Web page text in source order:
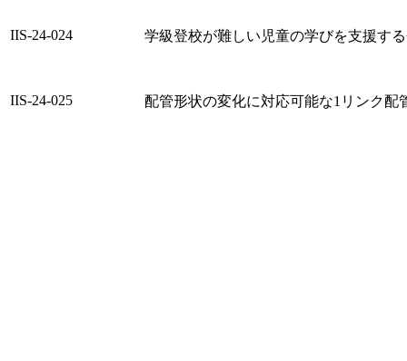
IIS-24-024 学級登校が難しい児童の学びを支援す
IIS-24-025 配管形状の変化に対応可能な1リンク配